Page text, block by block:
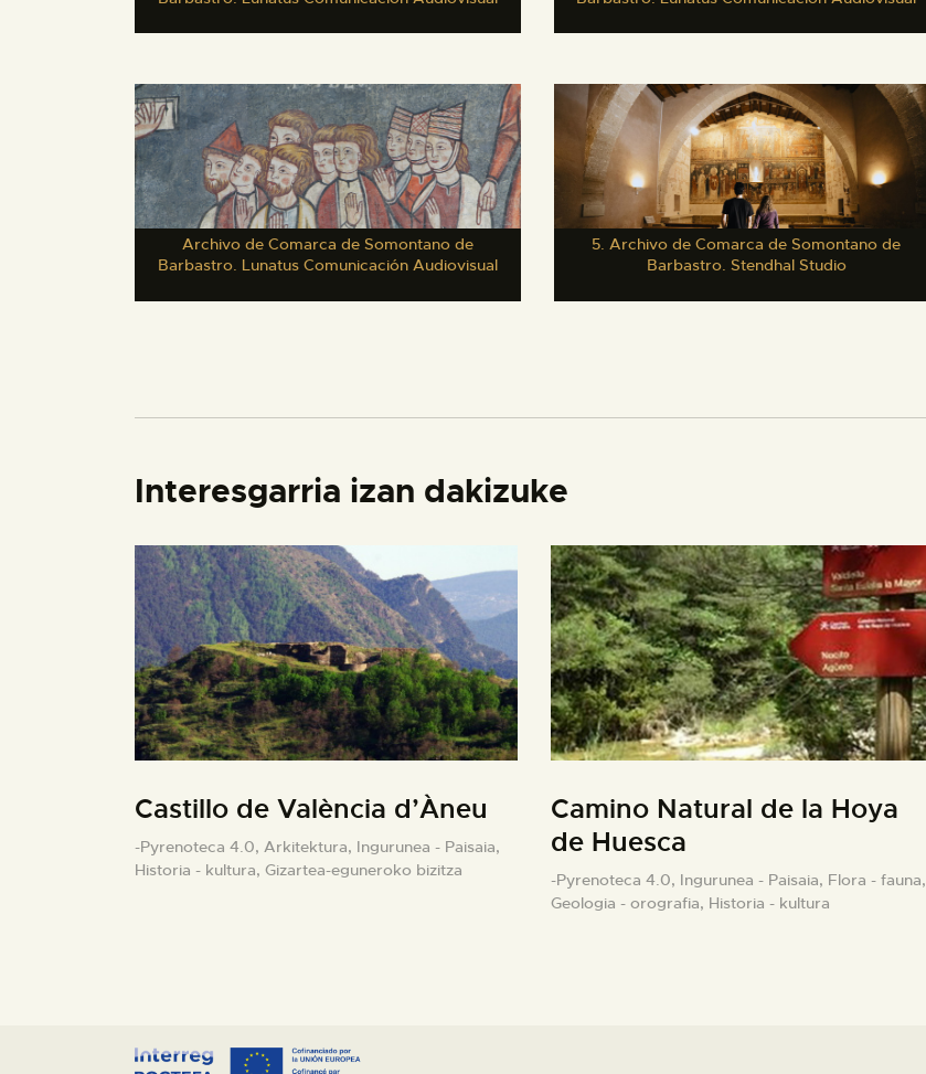
Archivo de Comarca de Somontano de
Barbastro. Lunatus Comunicación Audiovisual
5. Archivo de Comarca de Somontano de
Barbastro. Stendhal Studio
Interesgarria izan dakizuke
Castillo de València d’Àneu
-Pyrenoteca 4.0, Arkitektura, Ingurunea - Paisaia,
Historia - kultura, Gizartea-eguneroko bizitza
Camino Natural de la Hoya
de Huesca
-Pyrenoteca 4.0, Ingurunea - Paisaia, Flora - fauna,
Geologia - orografia, Historia - kultura